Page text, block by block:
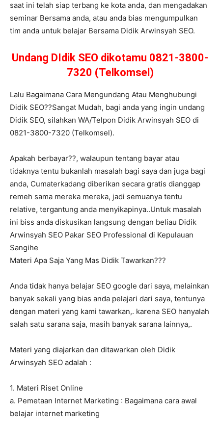
saat ini telah siap terbang ke kota anda, dan mengadakan
seminar Bersama anda, atau anda bias mengumpulkan
tim anda untuk belajar Bersama Didik Arwinsyah SEO.
Undang DIdik SEO dikotamu 0821-3800-
7320 (Telkomsel)
Lalu Bagaimana Cara Mengundang Atau Menghubungi
Didik SEO??Sangat Mudah, bagi anda yang ingin undang
Didik SEO, silahkan WA/Telpon Didik Arwinsyah SEO di
0821-3800-7320 (Telkomsel).
Apakah berbayar??, walaupun tentang bayar atau
tidaknya tentu bukanlah masalah bagi saya dan juga bagi
anda, Cumaterkadang diberikan secara gratis dianggap
remeh sama mereka mereka, jadi semuanya tentu
relative, tergantung anda menyikapinya..Untuk masalah
ini biss anda diskusikan langsung dengan beliau Didik
Arwinsyah SEO Pakar SEO Professional di Kepulauan
Sangihe
Materi Apa Saja Yang Mas Didik Tawarkan???
Anda tidak hanya belajar SEO google dari saya, melainkan
banyak sekali yang bias anda pelajari dari saya, tentunya
dengan materi yang kami tawarkan,. karena SEO hanyalah
salah satu sarana saja, masih banyak sarana lainnya,.
Materi yang diajarkan dan ditawarkan oleh Didik
Arwinsyah SEO adalah :
1. Materi Riset Online
a. Pemetaan Internet Marketing : Bagaimana cara awal
belajar internet marketing